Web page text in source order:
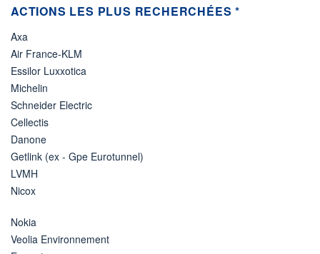
ACTIONS LES PLUS RECHERCHÉES *
Axa
Air France-KLM
Essilor Luxxotica
Michelin
Schneider Electric
Cellectis
Danone
Getlink (ex - Gpe Eurotunnel)
LVMH
Nicox
Nokia
Veolia Environnement